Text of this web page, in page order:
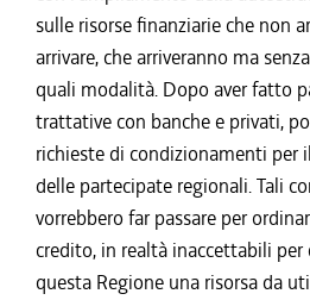
sulle risorse finanziarie che non
arrivare, che arriveranno ma
quali modalità. Dopo aver fatto
trattative con banche e privati,
richieste di condizionamenti per
delle partecipate regionali. Tali
vorrebbero far passare per
credito, in realtà inaccettabili per
questa Regione una risorsa da